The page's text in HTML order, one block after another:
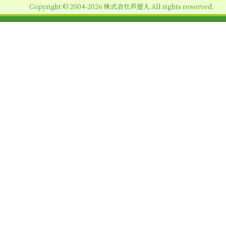
Copyright © 2004-2026 株式会社芦屋人 All rights reserved.